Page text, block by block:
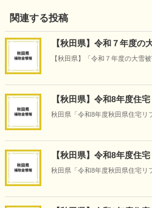
関連する投稿
【秋田県】令和７年度の
ム推進事業（災害復旧）
【秋田県】「令和７年度の大雪
【秋田県】令和8年度住
省エネ・防災減災改修）
秋田県「令和8年度秋田県住宅リ
【秋田県】令和8年度住
定住世帯）
秋田県「令和8年度秋田県住宅リ